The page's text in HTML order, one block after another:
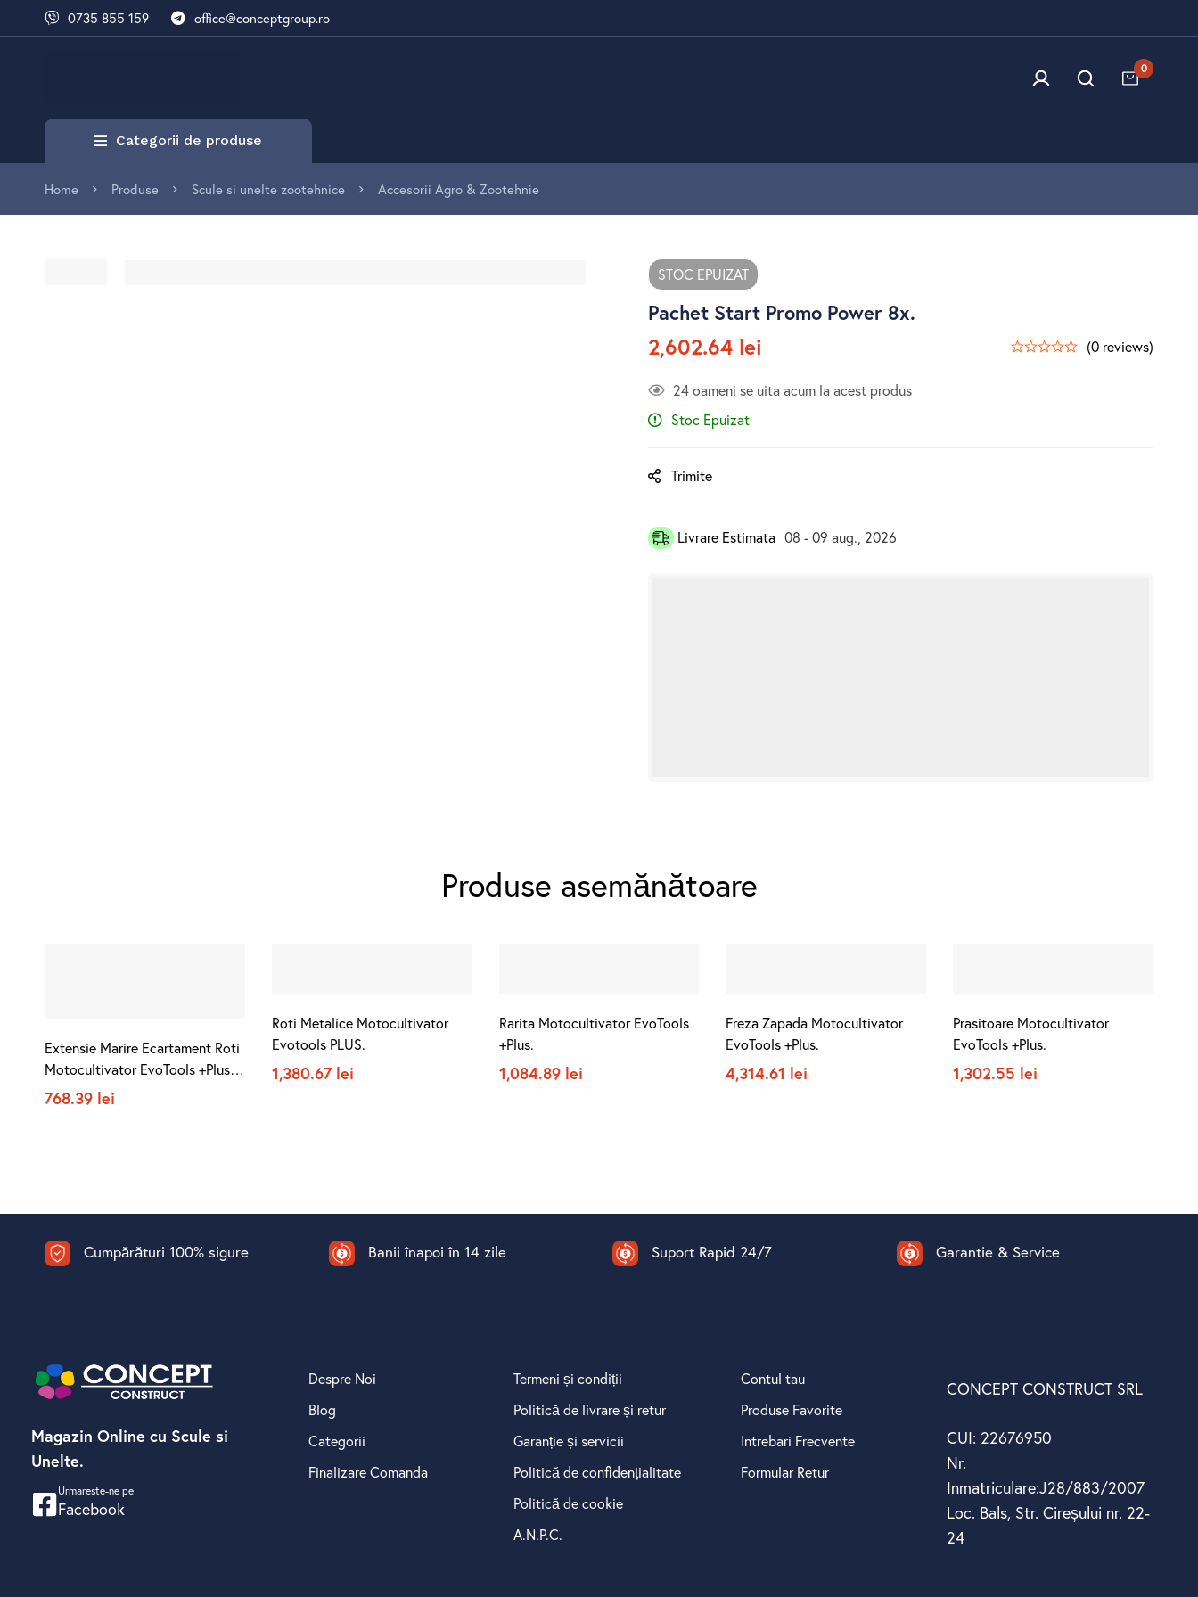
0735 855 159 office@conceptgroup.ro
0
Categorii de produse
Home Produse Scule si unelte zootehnice Accesorii Agro & Zootehnie
STOC EPUIZAT
Pachet Start Promo Power 8x.
2,602.64 lei (0 reviews)
24oameni se uita acum la acest produs
Stoc Epuizat
Trimite
Livrare Estimata 08 - 09 aug., 2026
Produse asemănătoare
Extensie Marire Ecartament Roti
Motocultivator EvoTools +Plus /
C: 6.00-12; L[mm]: 113
768.39 lei
Roti Metalice Motocultivator
Evotools PLUS.
1,380.67 lei
Rarita Motocultivator EvoTools
+Plus.
1,084.89 lei
Freza Zapada Motocultivator
EvoTools +Plus.
4,314.61 lei
Prasitoare Motocultivator
EvoTools +Plus.
1,302.55 lei
Cumpărături 100% sigure​ Banii înapoi în 14 zile Suport Rapid 24/7 Garantie & Service
Despre Noi
Blog
Categorii
Finalizare Comanda
Termeni și condiții
Politică de livrare și retur
Garanție și servicii
Politică de confidențialitate
Politică de cookie
A.N.P.C.
Magazin Online cu Scule si
Unelte.
Urmareste-ne pe
Facebook
Contul tau
Produse Favorite
Intrebari Frecvente
Formular Retur
CONCEPT CONSTRUCT SRL
CUI: 22676950
Nr.
Inmatriculare:J28/883/2007
Loc. Bals, Str. Cireșului nr. 22-
24